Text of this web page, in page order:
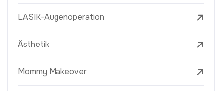
LASIK-Augenoperation
Ästhetik
Mommy Makeover